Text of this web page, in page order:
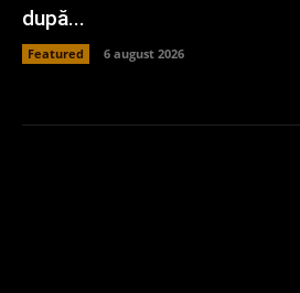
după...
Featured 6 august 2026